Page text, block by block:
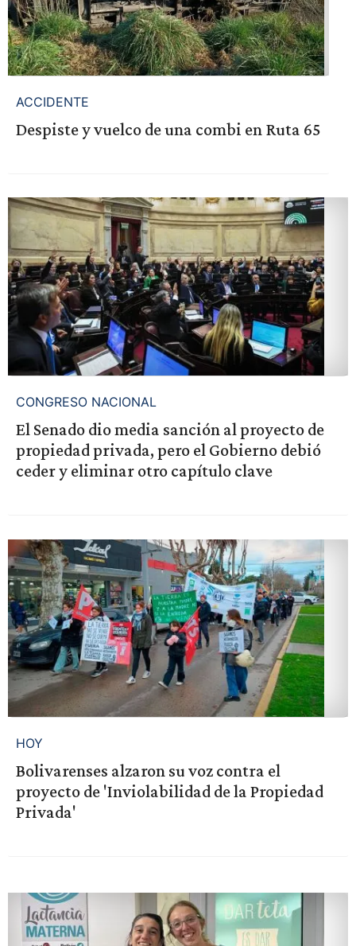
ACCIDENTE
Despiste y vuelco de una combi en Ruta 65
CONGRESO NACIONAL
El Senado dio media sanción al proyecto de
propiedad privada, pero el Gobierno debió
ceder y eliminar otro capítulo clave
HOY
Bolivarenses alzaron su voz contra el
proyecto de 'Inviolabilidad de la Propiedad
Privada'